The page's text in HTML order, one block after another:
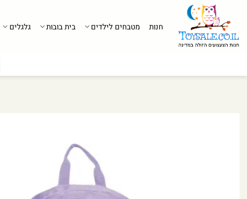
חנות
מטבחים לילדים בית בובות גלגלים